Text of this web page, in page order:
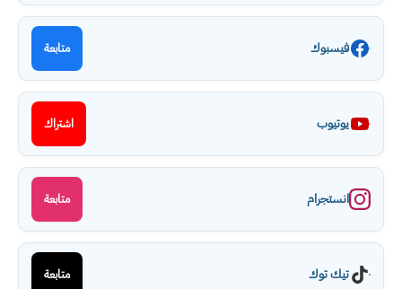
فيسبوك متابعة
يوتيوب اشتراك
انستجرام متابعة
تيك توك متابعة